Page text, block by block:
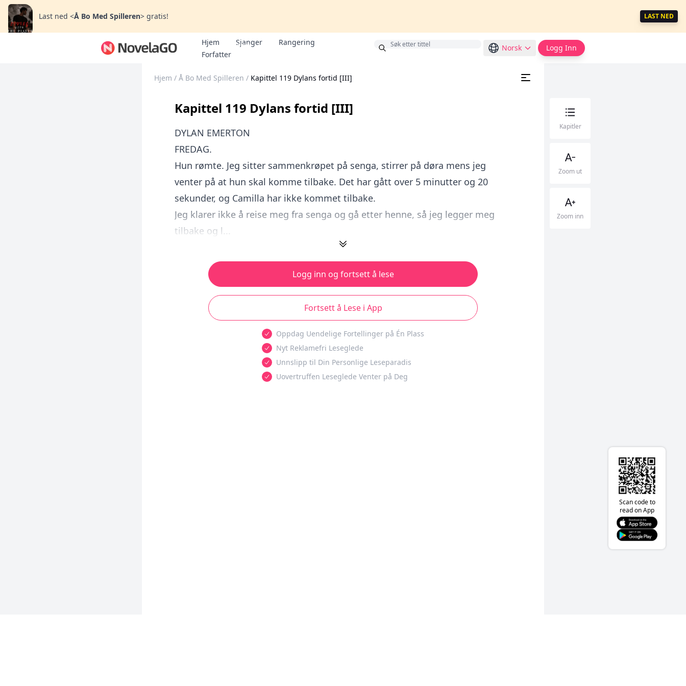
Last ned <Å Bo Med Spilleren> gratis! LAST NED
Hjem Sjanger
Rangering
Forfatter
Bonus Norsk Logg Inn
Hjem / Å Bo Med Spilleren / Kapittel 119 Dylans fortid [III]
Kapittel 119 Dylans fortid [III]
DYLAN EMERTON
FREDAG.
Hun rømte. Jeg sitter sammenkrøpet på senga, stirrer på døra mens jeg
venter på at hun skal komme tilbake. Det har gått over 5 minutter og 20
sekunder, og Camilla har ikke kommet tilbake.
Jeg klarer ikke å reise meg fra senga og gå etter henne, så jeg legger meg
tilbake og l...
Logg inn og fortsett å lese
Fortsett å Lese i App
Oppdag Uendelige Fortellinger på Én Plass
Nyt Reklamefri Leseglede
Unnslipp til Din Personlige Leseparadis
Uovertruffen Leseglede Venter på Deg
Kapitler
Zoom ut
Zoom inn
Scan code to
read on App